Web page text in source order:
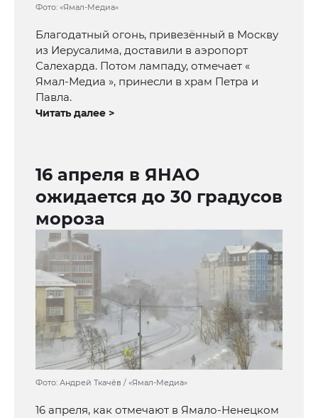
Фото: «Ямал-Медиа»
Благодатный огонь, привезённый в Москву
из Иерусалима, доставили в аэропорт
Салехарда. Потом лампаду, отмечает «
Ямал-Медиа », принесли в храм Петра и
Павла.
Читать далее >
16 апреля в ЯНАО
ожидается до 30 градусов
мороза
Фото: Андрей Ткачёв / «Ямал-Медиа»
16 апреля, как отмечают в Ямало-Ненецком